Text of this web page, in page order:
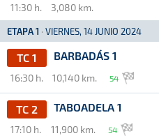
11:30 h. 3,080 km.
ETAPA 1 · VIERNES, 14 JUNIO 2024
TC 1 BARBADÁS 1
16:30 h. 10,140 km. 54
TC 2 TABOADELA 1
17:10 h. 11,900 km. 54